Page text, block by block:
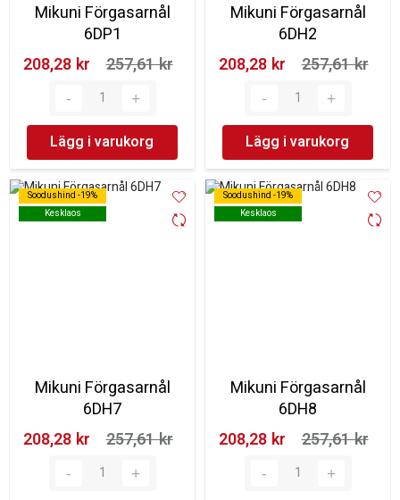
Mikuni Förgasarnål
6DP1
208,28 kr‎
257,61 kr‎
Lägg i varukorg
Mikuni Förgasarnål
6DH2
208,28 kr‎
257,61 kr‎
Lägg i varukorg
Soodushind -19%
Kesklaos
Soodushind -19%
Kesklaos
Mikuni Förgasarnål
6DH7
208,28 kr‎
257,61 kr‎
Soodushind -19%
Kesklaos
Soodushind -19%
Kesklaos
Mikuni Förgasarnål
6DH8
208,28 kr‎
257,61 kr‎